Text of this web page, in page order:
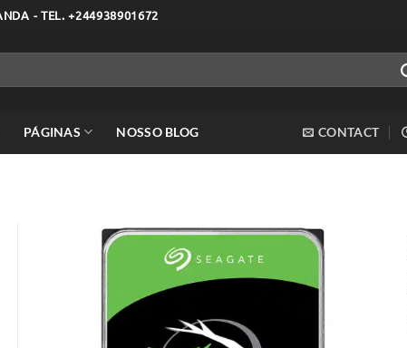
- TEL. +244938901672
PÁGINAS NOSSO BLOG CONTACT
Adicionar
aos meus
desejos